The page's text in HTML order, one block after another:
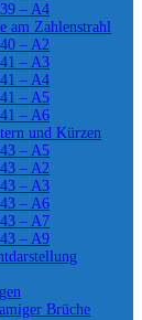
– A4
am Zahlenstrahl
– A2
– A3
– A4
– A5
– A6
und Kürzen
– A5
– A2
– A3
– A6
– A7
– A9
Brüche